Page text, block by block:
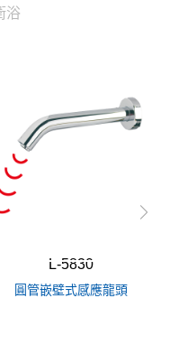
浴
L-5830
圓管嵌壁式感應龍頭